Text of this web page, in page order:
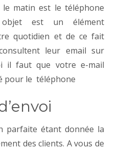
matin est le téléphone
est un élément
quotidien et de ce fait
leur email sur
il faut que votre e-mail
pour le téléphone
parfaite étant donnée la
des clients. A vous de